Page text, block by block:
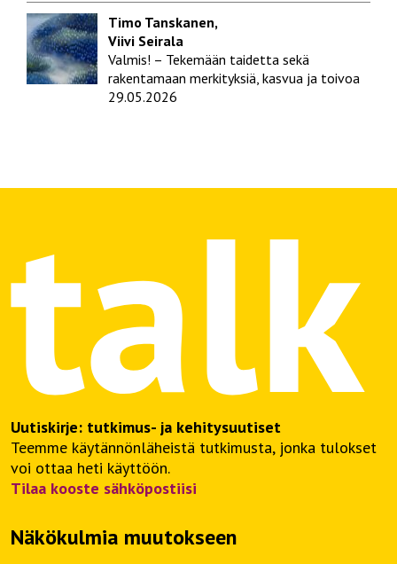
Timo Tanskanen,
Viivi Seirala
Valmis! – Tekemään taidetta sekä
rakentamaan merkityksiä, kasvua ja toivoa
29.05.2026
Uutiskirje: tutkimus- ja kehitysuutiset
Teemme käytännönläheistä tutkimusta, jonka tulokset
voi ottaa heti käyttöön.
Tilaa kooste sähköpostiisi
Näkökulmia muutokseen